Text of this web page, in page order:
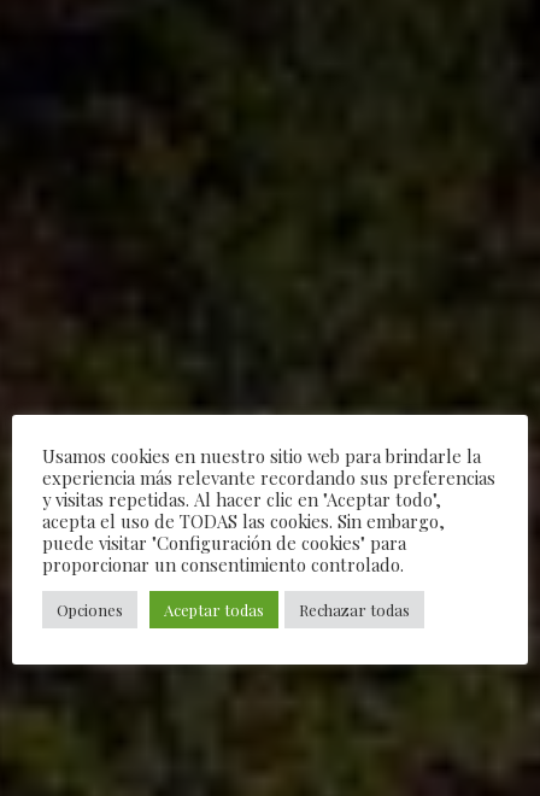
The Vineyards
Usamos cookies en nuestro sitio web para brindarle la
experiencia más relevante recordando sus preferencias
y visitas repetidas. Al hacer clic en "Aceptar todo",
acepta el uso de TODAS las cookies. Sin embargo,
puede visitar "Configuración de cookies" para
proporcionar un consentimiento controlado.
Opciones Aceptar todas Rechazar todas